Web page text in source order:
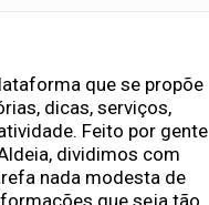
que se propõe
dicas, serviços,
Feito por gente
dividimos com
nada modesta de
que seja tão